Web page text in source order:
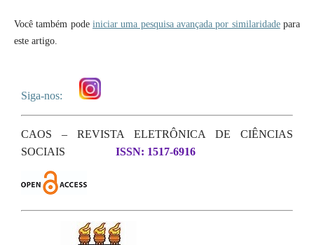
Você também pode iniciar uma pesquisa avançada por similaridadepara
este artigo.
Siga-nos:
CAOS – REVISTA ELETRÔNICA DE CIÊNCIAS
SOCIAIS
ISSN: 1517-6916